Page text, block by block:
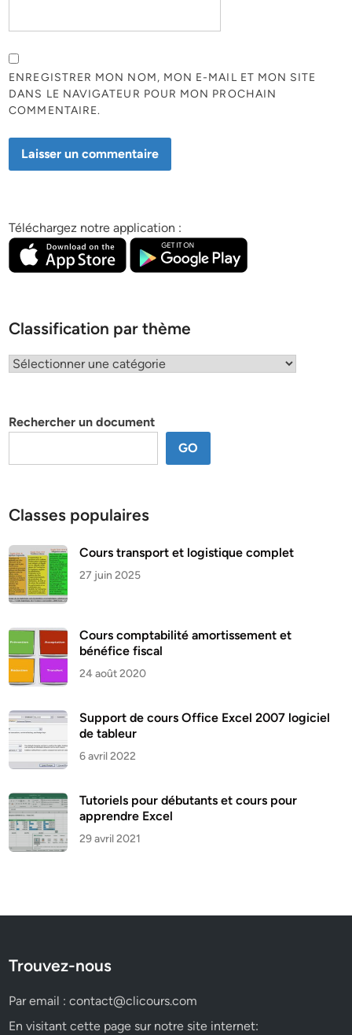
ENREGISTRER MON NOM, MON E-MAIL ET MON SITE
DANS LE NAVIGATEUR POUR MON PROCHAIN
COMMENTAIRE.
Téléchargez notre application :
Classification par thème
Classification
Rechercher un document
GO
Classes populaires
Cours transport et logistique complet
27 juin 2025
Cours comptabilité amortissement et
bénéfice fiscal
24 août 2020
Support de cours Office Excel 2007 logiciel
de tableur
6 avril 2022
Tutoriels pour débutants et cours pour
apprendre Excel
29 avril 2021
Trouvez-nous
Par email :contact@clicours.com
En visitant cette page sur notre site internet: